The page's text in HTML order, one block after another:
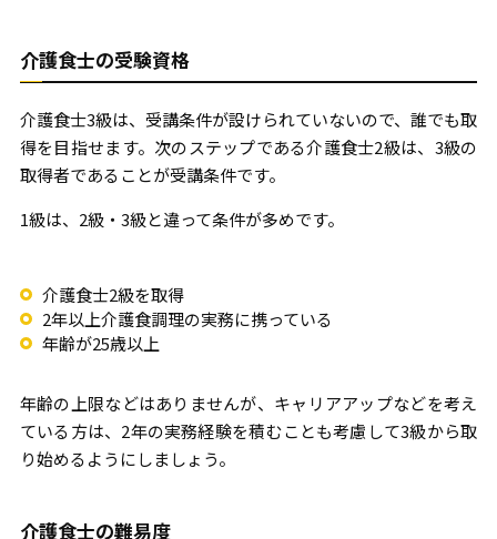
介護食士の受験資格
介護食士3級は、受講条件が設けられていないので、誰でも取
得を目指せます。次のステップである介護食士2級は、3級の
取得者であることが受講条件です。
1級は、2級・3級と違って条件が多めです。
介護食士2級を取得
2年以上介護食調理の実務に携っている
年齢が25歳以上
年齢の上限などはありませんが、キャリアアップなどを考え
ている方は、2年の実務経験を積むことも考慮して3級から取
り始めるようにしましょう。
介護食士の難易度